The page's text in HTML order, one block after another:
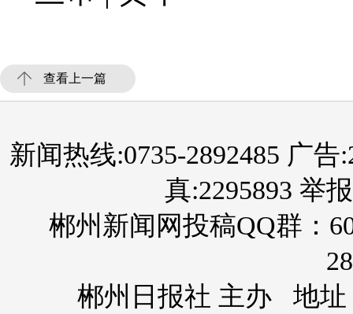
查看上一篇
新闻热线:0735-2892485 广告
真:2295893 举
郴州新闻网投稿QQ群：
郴州日报社 主办 地址